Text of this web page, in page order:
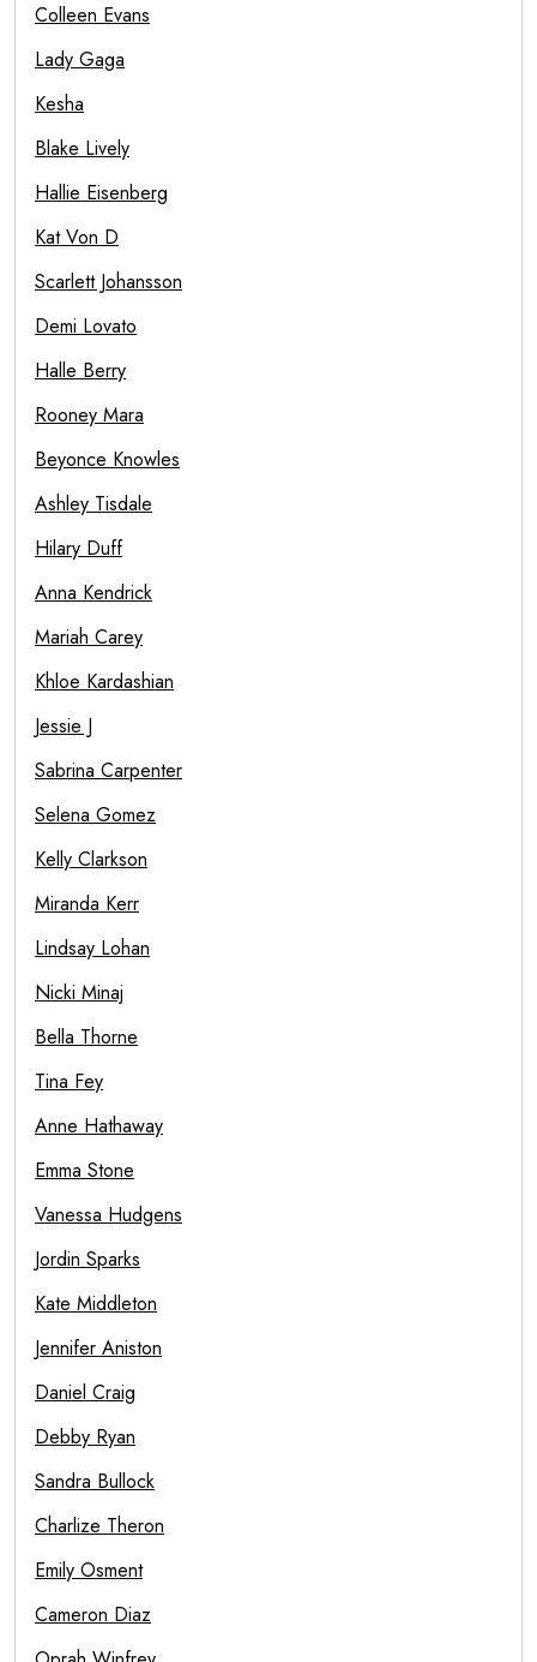
Colleen Evans
Lady Gaga
Kesha
Blake Lively
Hallie Eisenberg
Kat Von D
Scarlett Johansson
Demi Lovato
Halle Berry
Rooney Mara
Beyonce Knowles
Ashley Tisdale
Hilary Duff
Anna Kendrick
Mariah Carey
Khloe Kardashian
Jessie J
Sabrina Carpenter
Selena Gomez
Kelly Clarkson
Miranda Kerr
Lindsay Lohan
Nicki Minaj
Bella Thorne
Tina Fey
Anne Hathaway
Emma Stone
Vanessa Hudgens
Jordin Sparks
Kate Middleton
Jennifer Aniston
Daniel Craig
Debby Ryan
Sandra Bullock
Charlize Theron
Emily Osment
Cameron Diaz